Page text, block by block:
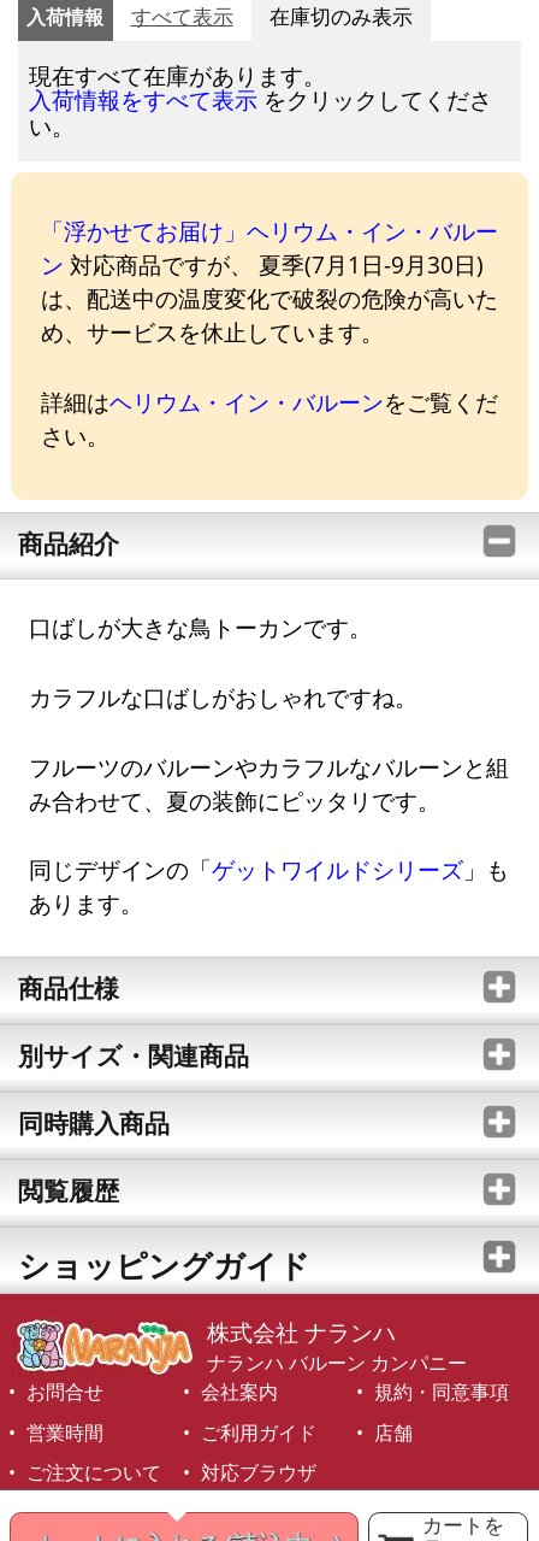
カートを
入荷情報 すべて表示 在庫切のみ表示
現在すべて在庫があります。
入荷情報をすべて表示 をクリックしてくださ
い。
「浮かせてお届け」ヘリウム・イン・バルー
ン 対応商品ですが、 夏季(7月1日-9月30日)
は、配送中の温度変化で破裂の危険が高いた
め、サービスを休止しています。
詳細はヘリウム・イン・バルーンをご覧くだ
さい。
商品紹介
口ばしが大きな鳥トーカンです。
カラフルな口ばしがおしゃれですね。
フルーツのバルーンやカラフルなバルーンと組
み合わせて、夏の装飾にピッタリです。
同じデザインの「ゲットワイルドシリーズ 」も
あります。
商品仕様
別サイズ・関連商品
同時購入商品
閲覧履歴
ショッピングガイド
株式会社 ナランハ
ナランハ バルーン カンパニー
お問合せ
会社案内
規約・同意事項
営業時間
ご利用ガイド
店舗
ご注文について
対応ブラウザ
©1999-2026 NARANJA Inc. All Rights Reserved.